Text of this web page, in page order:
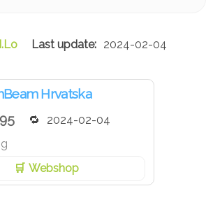
2024-02-04
Hrvatska
2024-02-04
Webshop